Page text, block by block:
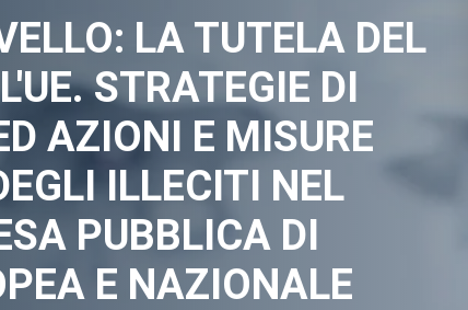
LA TUTELA DEL
STRATEGIE DI
AZIONI E MISURE
ILLECITI NEL
PUBBLICA DI
E NAZIONALE